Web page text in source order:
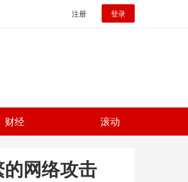
注册 登录
财经 滚动
网络攻击